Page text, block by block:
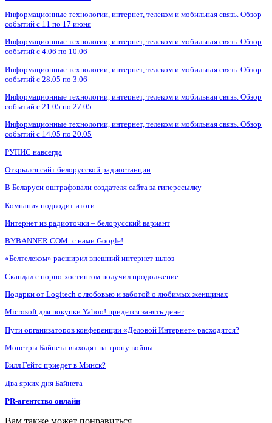
Информационные технологии, интернет, телеком и мобильная связь. Обзор
событий с 11 по 17 июня
Информационные технологии, интернет, телеком и мобильная связь. Обзор
событий с 4.06 по 10.06
Информационные технологии, интернет, телеком и мобильная связь. Обзор
событий с 28.05 по 3.06
Информационные технологии, интернет, телеком и мобильная связь. Обзор
событий с 21.05 по 27.05
Информационные технологии, интернет, телеком и мобильная связь. Обзор
событий с 14.05 по 20.05
РУПИС навсегда
Открылся сайт белорусской радиостанции
В Беларуси оштрафовали создателя сайта за гиперссылку
Компания подводит итоги
Интернет из радиоточки – белорусский вариант
BYBANNER.COM: c нами Google!
«Белтелеком» расширил внешний интернет-шлюз
Скандал с порно-хостингом получил продолжение
Подарки от Logitech с любовью и заботой о любимых женщинах
Microsoft для покупки Yahoo! придется занять денег
Пути организаторов конференции «Деловой Интернет» расходятся?
Монстры Байнета выходят на тропу войны
Билл Гейтс приедет в Минск?
Два ярких дня Байнета
PR-агентство онлайн